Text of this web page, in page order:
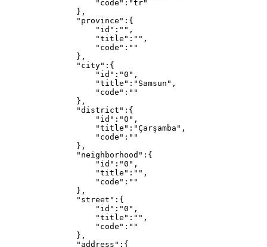
" code " : "tr"
},
" province " : {
" id " : "" ,
"title " : "" ,
" code " : ""
},
" city" : {
" id " : "0 " ,
"title " : " Samsun " ,
" code " : ""
},
"district " : {
" id " : "0 " ,
"title " : "Çarşamba " ,
" code " : ""
},
" neighborhood " : {
" id " : "0 " ,
"title " : "" ,
" code " : ""
},
" street " : {
" id " : "0 " ,
"title " : "" ,
" code " : ""
},
" address " : {